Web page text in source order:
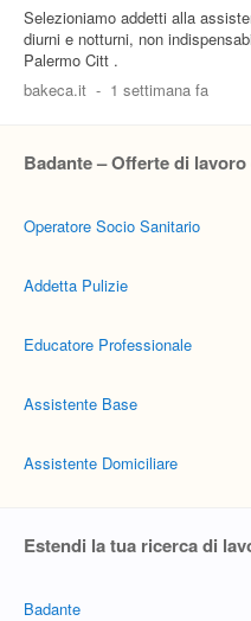
Selezioniamo addetti alla
diurni e notturni, non
Palermo Citt .
bakeca.it - 1 settimana fa
Badante – Offerte di
Operatore Socio Sanitario
Addetta Pulizie
Educatore Professionale
Assistente Base
Assistente Domiciliare
Estendi la tua ricerca di
Badante